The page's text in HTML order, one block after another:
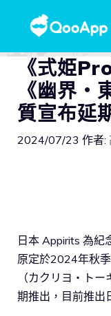
《式姫
《幽界・
質宣布延
2024/07/23 作者:
日本 Appirits 為紀
原定於2024年秋
（カクリヨ・ト
期推出，目前推出